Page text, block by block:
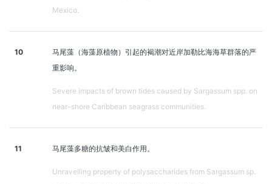
Mexico.
10
马尾藻（海藻原植物）引起的褐潮对近岸加勒比海海草群落的严
重影响。
Severe impacts of brown tides caused by Sargassum spp. on
near-shore Caribbean seagrass communities.
11 马尾藻多糖的抗皱和美白作用。
Unravelling property of polysaccharides from Sargassum sp.